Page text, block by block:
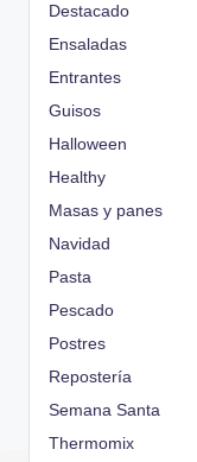
Destacado
Ensaladas
Entrantes
Guisos
Halloween
Healthy
Masas y panes
Navidad
Pasta
Pescado
Postres
Repostería
Semana Santa
Thermomix